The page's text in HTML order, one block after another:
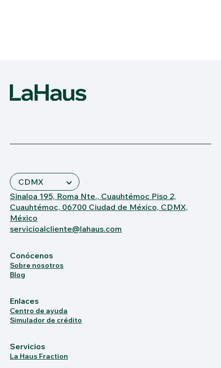
Sinaloa 195, Roma Nte., Cuauhtémoc Piso 2,
Cuauhtémoc, 06700 Ciudad de México, CDMX,
México
servicioalcliente@lahaus.com
Conócenos
Sobre nosotros
Blog
Enlaces
Centro de ayuda
Simulador de crédito
Servicios
La Haus Fraction